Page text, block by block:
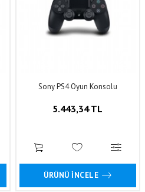
Sony PS4 Oyun Konsolu
5.443,34 TL
ÜRÜNÜ İNCELE